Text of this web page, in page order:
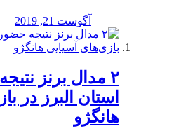
آگوست 21, 2019
استان البرز در
هانگژو